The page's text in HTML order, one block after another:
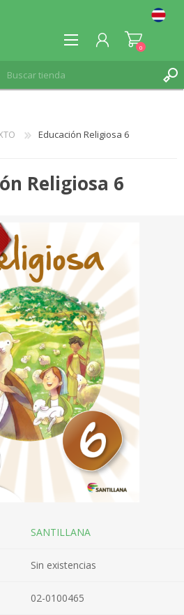
0
Educación Religiosa 6
Religiosa 6
SANTILLANA
Sin existencias
02-0100465